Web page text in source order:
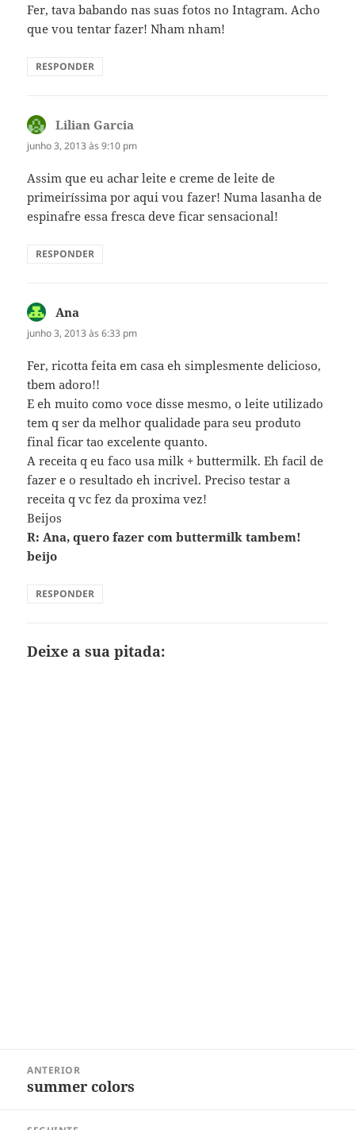
Fer, tava babando nas suas fotos no Intagram. Acho
que vou tentar fazer! Nham nham!
RESPONDER
Lilian Garcia
junho 3, 2013 às 9:10 pm
Assim que eu achar leite e creme de leite de
primeiríssima por aqui vou fazer! Numa lasanha de
espinafre essa fresca deve ficar sensacional!
RESPONDER
Ana
junho 3, 2013 às 6:33 pm
Fer, ricotta feita em casa eh simplesmente delicioso,
tbem adoro!!
E eh muito como voce disse mesmo, o leite utilizado
tem q ser da melhor qualidade para seu produto
final ficar tao excelente quanto.
A receita q eu faco usa milk + buttermilk. Eh facil de
fazer e o resultado eh incrivel. Preciso testar a
receita q vc fez da proxima vez!
Beijos
R: Ana, quero fazer com buttermilk tambem!
beijo
RESPONDER
Deixe a sua pitada:
ANTERIOR
Post
summer colors